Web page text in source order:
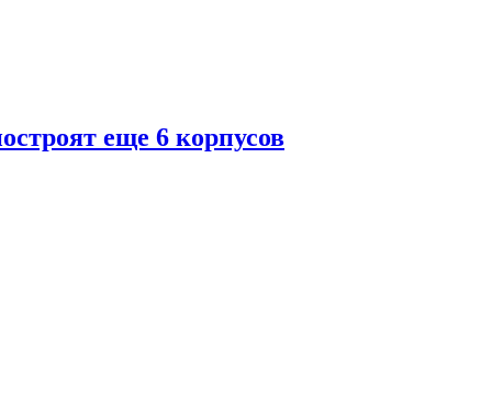
еще 6 корпусов